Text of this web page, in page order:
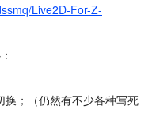
Live2D-For-Z-
；（仍然有不少各种写死